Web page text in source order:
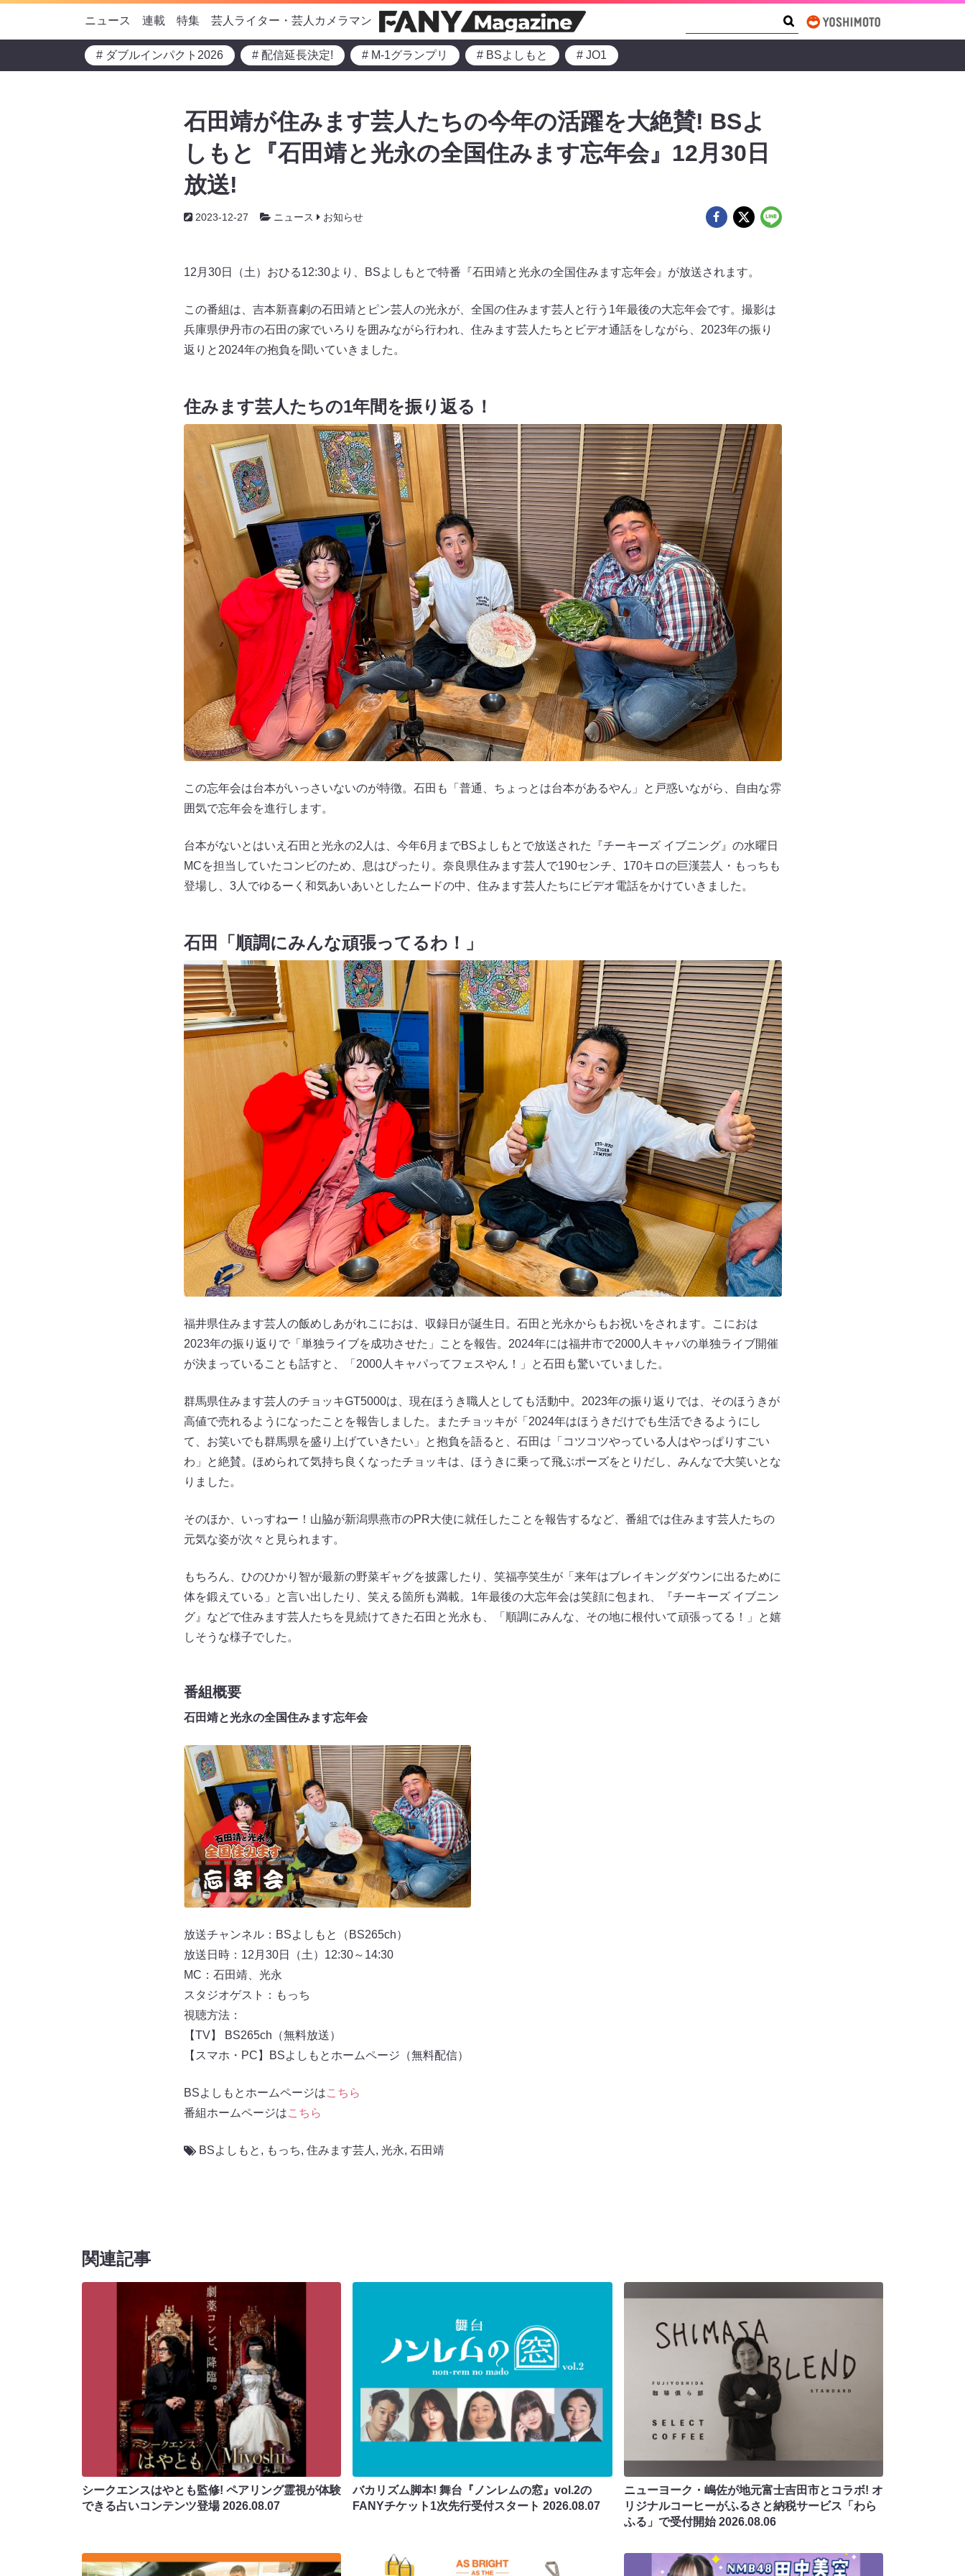
ニュース 連載 特集 芸人ライター・芸人カメラマン
# ダブルインパクト2026 # 配信延長決定! # M-1グランプリ # BSよしもと # JO1
石田靖が住みます芸人たちの今年の活躍を大絶賛! BSよ
しもと『石田靖と光永の全国住みます忘年会』12月30日
放送!
2023-12-27 ニュース お知らせ
12月30日（土）おひる12:30より、BSよしもとで特番『石田靖と光永の全国住みます忘年会』が放送されます。
この番組は、吉本新喜劇の石田靖とピン芸人の光永が、全国の住みます芸人と行う1年最後の大忘年会です。撮影は
兵庫県伊丹市の石田の家でいろりを囲みながら行われ、住みます芸人たちとビデオ通話をしながら、2023年の振り
返りと2024年の抱負を聞いていきました。
住みます芸人たちの1年間を振り返る！
この忘年会は台本がいっさいないのが特徴。石田も「普通、ちょっとは台本があるやん」と戸惑いながら、自由な雰
囲気で忘年会を進行します。
台本がないとはいえ石田と光永の2人は、今年6月までBSよしもとで放送された『チーキーズ イブニング』の水曜日
MCを担当していたコンビのため、息はぴったり。奈良県住みます芸人で190センチ、170キロの巨漢芸人・もっちも
登場し、3人でゆるーく和気あいあいとしたムードの中、住みます芸人たちにビデオ電話をかけていきました。
石田「順調にみんな頑張ってるわ！」
福井県住みます芸人の飯めしあがれこにおは、収録日が誕生日。石田と光永からもお祝いをされます。こにおは
2023年の振り返りで「単独ライブを成功させた」ことを報告。2024年には福井市で2000人キャパの単独ライブ開催
が決まっていることも話すと、「2000人キャパってフェスやん！」と石田も驚いていました。
群馬県住みます芸人のチョッキGT5000は、現在ほうき職人としても活動中。2023年の振り返りでは、そのほうきが
高値で売れるようになったことを報告しました。またチョッキが「2024年はほうきだけでも生活できるようにし
て、お笑いでも群馬県を盛り上げていきたい」と抱負を語ると、石田は「コツコツやっている人はやっぱりすごい
わ」と絶賛。ほめられて気持ち良くなったチョッキは、ほうきに乗って飛ぶポーズをとりだし、みんなで大笑いとな
りました。
そのほか、いっすねー！山脇が新潟県燕市のPR大使に就任したことを報告するなど、番組では住みます芸人たちの
元気な姿が次々と見られます。
もちろん、ひのひかり智が最新の野菜ギャグを披露したり、笑福亭笑生が「来年はブレイキングダウンに出るために
体を鍛えている」と言い出したり、笑える箇所も満載。1年最後の大忘年会は笑顔に包まれ、『チーキーズ イブニン
グ』などで住みます芸人たちを見続けてきた石田と光永も、「順調にみんな、その地に根付いて頑張ってる！」と嬉
しそうな様子でした。
番組概要
石田靖と光永の全国住みます忘年会
放送チャンネル：BSよしもと（BS265ch）
放送日時：12月30日（土）12:30～14:30
MC：石田靖、光永
スタジオゲスト：もっち
視聴方法：
【TV】 BS265ch（無料放送）
【スマホ・PC】BSよしもとホームページ（無料配信）
BSよしもとホームページはこちら
番組ホームページはこちら
BSよしもと , もっち, 住みます芸人, 光永, 石田靖
関連記事
シークエンスはやとも監修! ペアリング霊視が体験
できる占いコンテンツ登場2026.08.07
バカリズム脚本! 舞台『ノンレムの窓』vol.2の
FANYチケット1次先行受付スタート2026.08.07
ニューヨーク・嶋佐が地元富士吉田市とコラボ! オ
リジナルコーヒーがふるさと納税サービス「わら
ふる」で受付開始2026.08.06